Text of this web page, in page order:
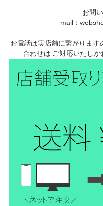
お問
mail：
お電話は実店舗に繋がりま
合わせは ご対応いたしか